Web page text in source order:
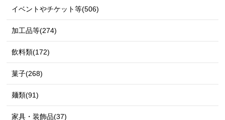
イベントやチケット等(506)
加工品等(274)
飲料類(172)
菓子(268)
麺類(91)
家具・装飾品(37)